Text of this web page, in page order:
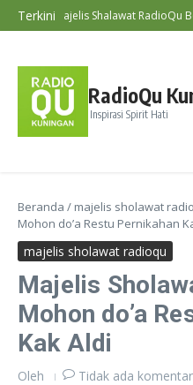
Lewati ke konten
TerkiniMajelis Shalawat RadioQu
RadioQu
Inspirasi Spirit Hati
Beranda / majelis sholawat
Mohon do’a Restu Pernikahan
majelis sholawat radioqu
Majelis
Mohon do’a
Kak Aldi
Oleh Tidak ada komentar